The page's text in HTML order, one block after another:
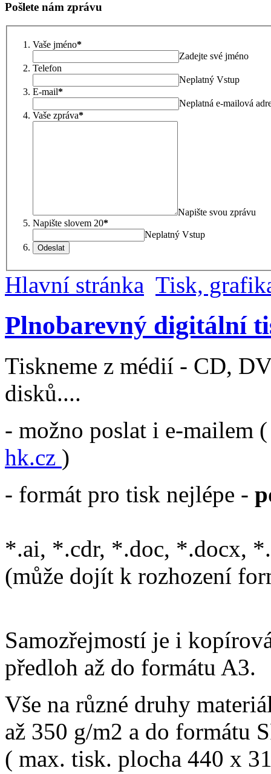
Pošlete nám zprávu
Vaše jméno*
Zadejte své jméno
Telefon
Neplatný Vstup
E-mail*
Neplatná e-mailová
Vaše zpráva*
Napište svou zprávu
Napište slovem 20*
Neplatný Vstup
Odeslat
Hlavní stránka Tisk,
Plnobarevný digitální
Tiskneme z médií - CD,
disků....
- možno poslat i e-mailem
hk.cz )
- formát pro tisk nejlépe -
*.ai, *.cdr, *.doc, *.docx,
(může dojít k rozhození
Samozřejmostí je i
předloh až do formátu A3.
Vše na různé druhy
až 350 g/m2 a do formátu
( max. tisk. plocha 440 x